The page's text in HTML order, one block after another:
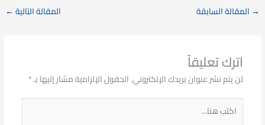
→ المقالة السابقة المقالة التالية←
اترك تعليقاً
لن يتم نشر عنوان بريدك الإلكتروني.الحقول الإلزامية مشار إليها بـ*
اكتب
هنا...